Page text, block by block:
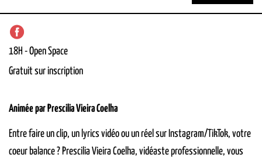
18H -Open Space
Gratuit sur inscription
Animée par Prescilia Vieira Coelha
Entre faire un clip, un lyrics vidéo ou un réel sur Instagram/ TikTok, votre
coeur balance ? Prescilia Vieira Coelha, vidéaste professionnelle, vous